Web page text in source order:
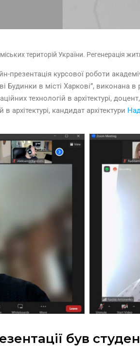
територій України. Регенерація
презентація курсової роботи
Будинки в місті Харкові”,
технологій в архітектурі,
кандидат архітектури
був